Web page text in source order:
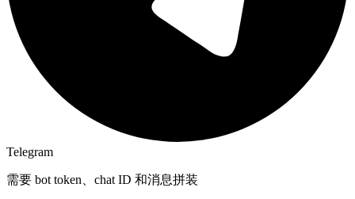
Telegram
需要 bot token、chat ID 和消息拼装